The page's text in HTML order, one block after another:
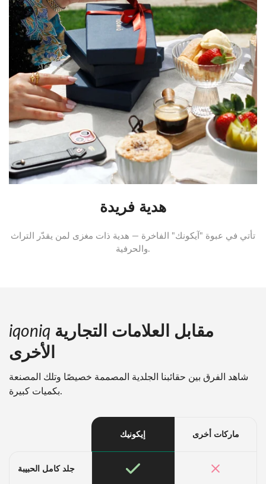
هدية فريدة
تأتي في عبوة "آيكونك" الفاخرة — هدية ذات مغزى لمن يقدّر التراث
والحرفية.
iqoniq مقابل العلامات التجارية
الأخرى
شاهد الفرق بين حقائبنا الجلدية المصممة خصيصًا وتلك المصنعة
بكميات كبيرة.
إيكونيك ماركات أخرى
جلد كامل الحبيبة